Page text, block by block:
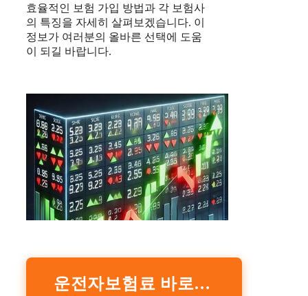
효율적인 보험 가입 방법과 각 보험사
의 특징을 자세히 살펴보겠습니다. 이
정보가 여러분의 올바른 선택에 도움
이 되길 바랍니다.
운전자보험료 바로 확인하기